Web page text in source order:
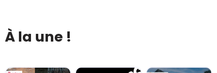
À la une !